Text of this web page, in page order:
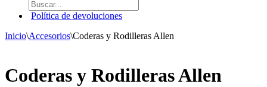
Política de devoluciones
Inicio\Accesorios\Coderas y Rodilleras Allen
Coderas y Rodilleras Allen